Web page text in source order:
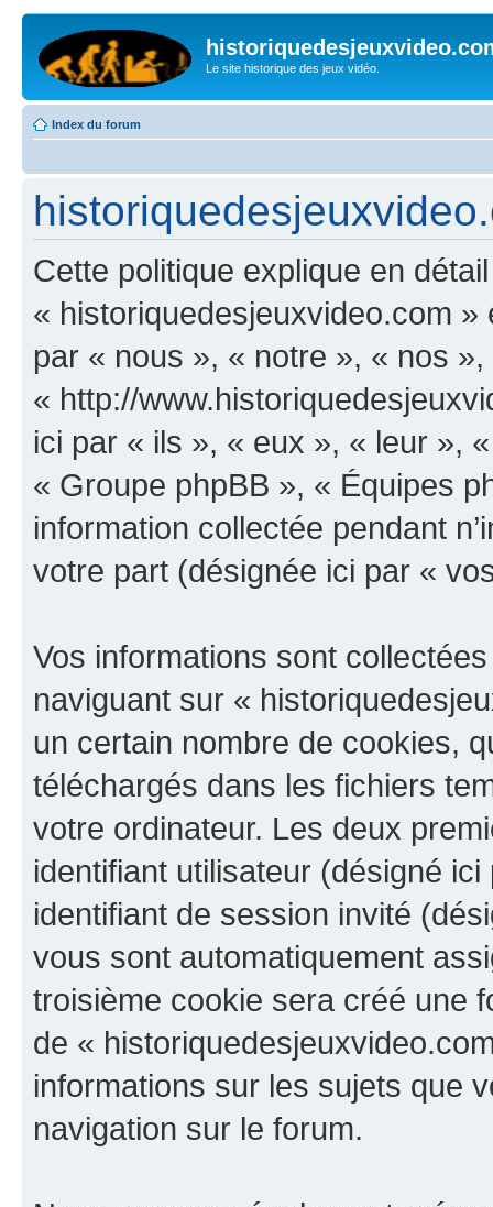
Le site historique des jeux vidéo.
Index du forum
Cette politique explique en
« historiquedesjeuxvideo.com
par « nous », « notre », « nos
« http://
ici par « ils », « eux », « leur »,
« Groupe phpBB », « Équipes
information collectée pendant
votre part (désignée ici par «
Vos informations sont
naviguant sur «
un certain nombre de cookies,
téléchargés dans les fichiers
votre ordinateur. Les deux
identifiant utilisateur (désigné
identifiant de session invité
vous sont automatiquement
troisième cookie sera créé une
de «
informations sur les sujets que
navigation sur le forum.